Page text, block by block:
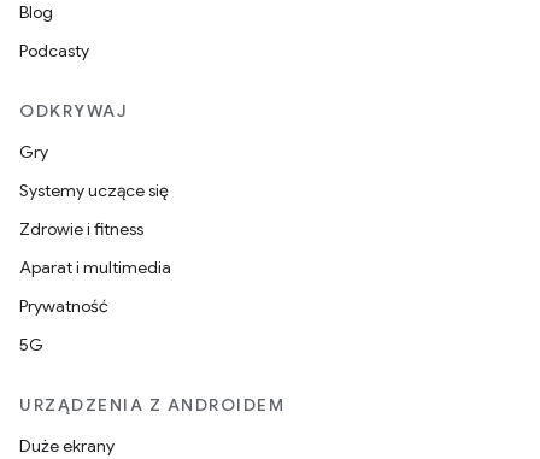
Blog
Podcasty
ODKRYWAJ
Gry
Systemy uczące się
Zdrowie i fitness
Aparat i multimedia
Prywatność
5G
URZĄDZENIA Z ANDROIDEM
Duże ekrany